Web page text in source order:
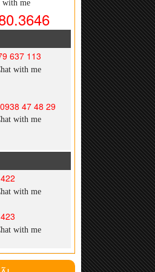
637 113
0938 47 48 29